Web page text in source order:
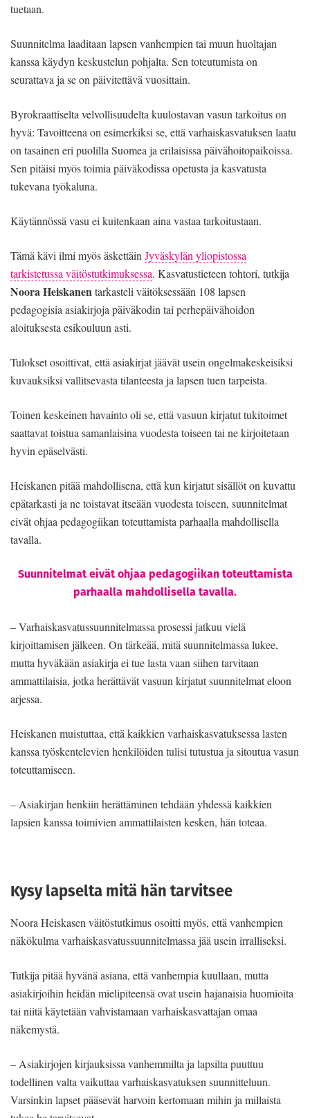
tuetaan.
Suunnitelma laaditaan lapsen vanhempien tai muun huoltajan
kanssa käydyn keskustelun pohjalta. Sen toteutumista on
seurattava ja se on päivitettävä vuosittain.
Byrokraattiselta velvollisuudelta kuulostavan vasun tarkoitus on
hyvä: Tavoitteena on esimerkiksi se, että varhaiskasvatuksen laatu
on tasainen eri puolilla Suomea ja erilaisissa päivähoitopaikoissa.
Sen pitäisi myös toimia päiväkodissa opetusta ja kasvatusta
tukevana työkaluna.
Käytännössä vasu ei kuitenkaan aina vastaa tarkoitustaan.
Tämä kävi ilmi myös äskettäin Jyväskylän yliopistossa
tarkistetussa väitöstutkimuksessa. Kasvatustieteen tohtori, tutkija
Noora Heiskanentarkasteli väitöksessään 108 lapsen
pedagogisia asiakirjoja päiväkodin tai perhepäivähoidon
aloituksesta esikouluun asti.
Tulokset osoittivat, että asiakirjat jäävät usein ongelmakeskeisiksi
kuvauksiksi vallitsevasta tilanteesta ja lapsen tuen tarpeista.
Toinen keskeinen havainto oli se, että vasuun kirjatut tukitoimet
saattavat toistua samanlaisina vuodesta toiseen tai ne kirjoitetaan
hyvin epäselvästi.
Heiskanen pitää mahdollisena, että kun kirjatut sisällöt on kuvattu
epätarkasti ja ne toistavat itseään vuodesta toiseen, suunnitelmat
eivät ohjaa pedagogiikan toteuttamista parhaalla mahdollisella
tavalla.
Suunnitelmat eivät ohjaa pedagogiikan toteuttamista
parhaalla mahdollisella tavalla.
– Varhaiskasvatussuunnitelmassa prosessi jatkuu vielä
kirjoittamisen jälkeen. On tärkeää, mitä suunnitelmassa lukee,
mutta hyväkään asiakirja ei tue lasta vaan siihen tarvitaan
ammattilaisia, jotka herättävät vasuun kirjatut suunnitelmat eloon
arjessa.
Heiskanen muistuttaa, että kaikkien varhaiskasvatuksessa lasten
kanssa työskentelevien henkilöiden tulisi tutustua ja sitoutua vasun
toteuttamiseen.
– Asiakirjan henkiin herättäminen tehdään yhdessä kaikkien
lapsien kanssa toimivien ammattilaisten kesken, hän toteaa.
Kysy lapselta mitä hän tarvitsee
Noora Heiskasen väitöstutkimus osoitti myös, että vanhempien
näkökulma varhaiskasvatussuunnitelmassa jää usein irralliseksi.
Tutkija pitää hyvänä asiana, että vanhempia kuullaan, mutta
asiakirjoihin heidän mielipiteensä ovat usein hajanaisia huomioita
tai niitä käytetään vahvistamaan varhaiskasvattajan omaa
näkemystä.
– Asiakirjojen kirjauksissa vanhemmilta ja lapsilta puuttuu
todellinen valta vaikuttaa varhaiskasvatuksen suunnitteluun.
Varsinkin lapset pääsevät harvoin kertomaan mihin ja millaista